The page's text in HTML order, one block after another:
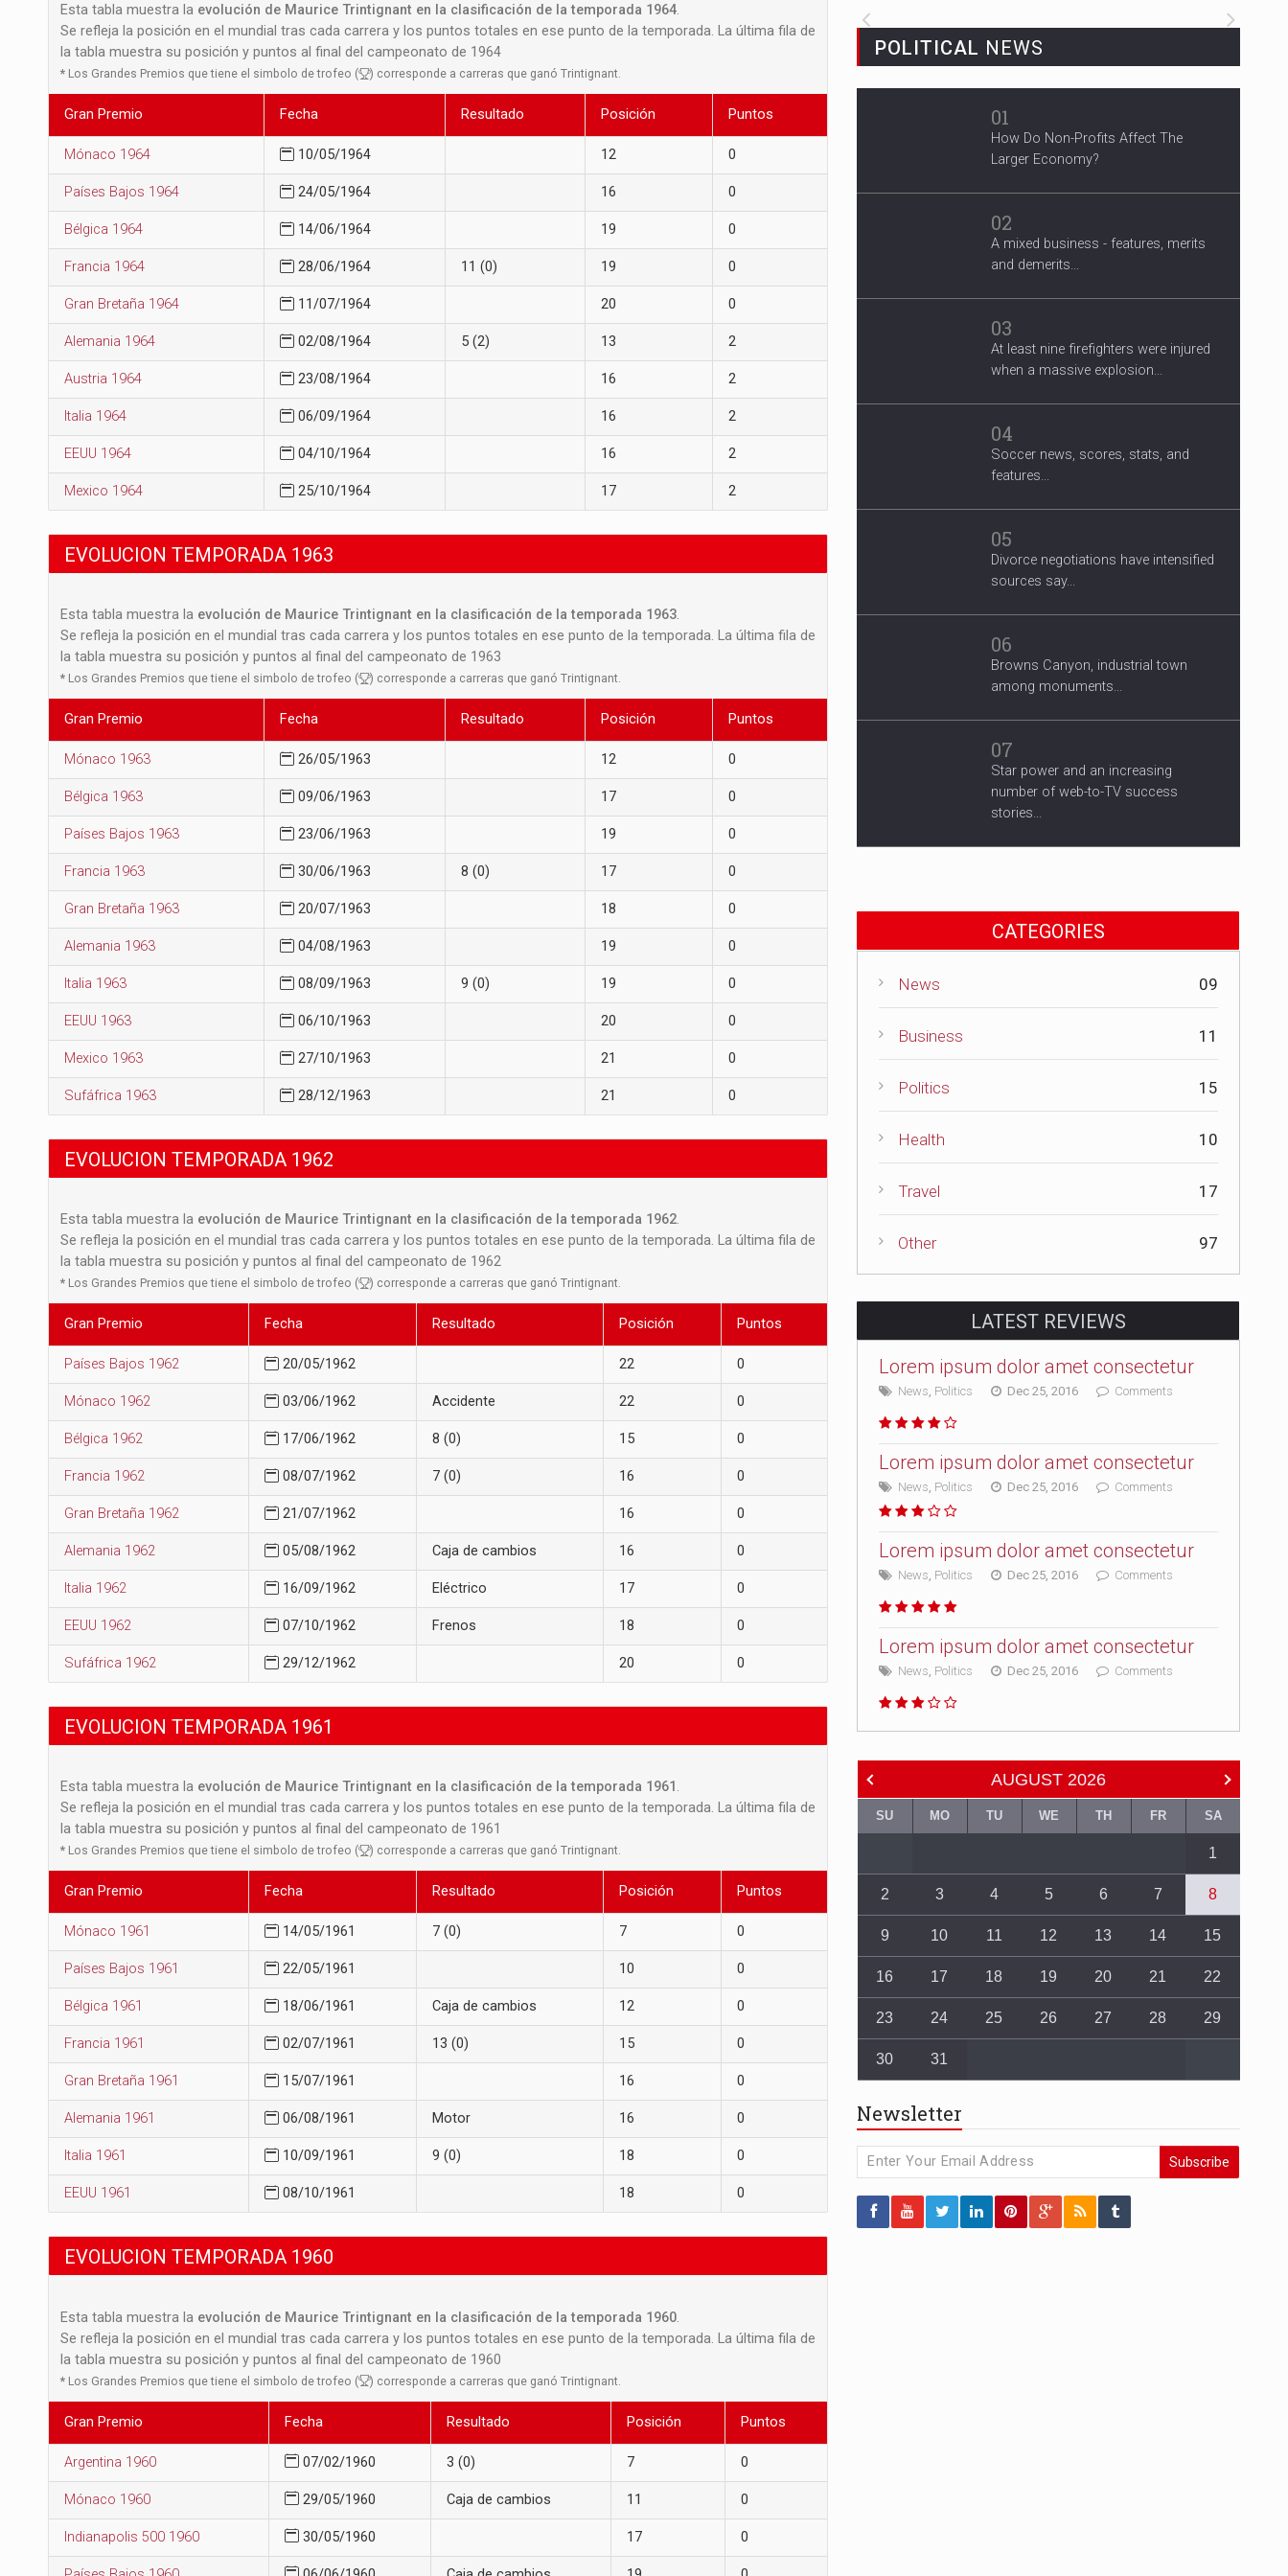
Esta tabla muestra la evolución de Maurice Trintignant en la clasificación de la temporada 1964.
Se refleja la posición en el mundial tras cada carrera y los puntos totales en ese punto de la temporada. La última fila de
la tabla muestra su posición y puntos al final del campeonato de 1964
* Los Grandes Premios que tiene el simbolo de trofeo ( ) corresponde a carreras que ganó Trintignant.
Gran Premio Fecha Resultado Posición Puntos
Mónaco 1964 10/05/1964 12 0
Países Bajos 1964 24/05/1964 16 0
Bélgica 1964 14/06/1964 19 0
Francia 1964 28/06/1964 11 (0) 19 0
Gran Bretaña 1964 11/07/1964 20 0
Alemania 1964 02/08/1964 5 (2) 13 2
Austria 1964 23/08/1964 16 2
Italia 1964 06/09/1964 16 2
EEUU 1964 04/10/1964 16 2
Mexico 1964 25/10/1964 17 2
EVOLUCION TEMPORADA 1963
Esta tabla muestra la evolución de Maurice Trintignant en la clasificación de la temporada 1963.
Se refleja la posición en el mundial tras cada carrera y los puntos totales en ese punto de la temporada. La última fila de
la tabla muestra su posición y puntos al final del campeonato de 1963
* Los Grandes Premios que tiene el simbolo de trofeo ( ) corresponde a carreras que ganó Trintignant.
Gran Premio Fecha Resultado Posición Puntos
Mónaco 1963 26/05/1963 12 0
Bélgica 1963 09/06/1963 17 0
Países Bajos 1963 23/06/1963 19 0
Francia 1963 30/06/1963 8 (0) 17 0
Gran Bretaña 1963 20/07/1963 18 0
Alemania 1963 04/08/1963 19 0
Italia 1963 08/09/1963 9 (0) 19 0
EEUU 1963 06/10/1963 20 0
Mexico 1963 27/10/1963 21 0
Sufáfrica 1963 28/12/1963 21 0
EVOLUCION TEMPORADA 1962
Esta tabla muestra la evolución de Maurice Trintignant en la clasificación de la temporada 1962.
Se refleja la posición en el mundial tras cada carrera y los puntos totales en ese punto de la temporada. La última fila de
la tabla muestra su posición y puntos al final del campeonato de 1962
* Los Grandes Premios que tiene el simbolo de trofeo ( ) corresponde a carreras que ganó Trintignant.
Gran Premio Fecha Resultado Posición Puntos
Países Bajos 1962 20/05/1962 22 0
Mónaco 1962 03/06/1962 Accidente 22 0
Bélgica 1962 17/06/1962 8 (0) 15 0
Francia 1962 08/07/1962 7 (0) 16 0
Gran Bretaña 1962 21/07/1962 16 0
Alemania 1962 05/08/1962 Caja de cambios 16 0
Italia 1962 16/09/1962 Eléctrico 17 0
EEUU 1962 07/10/1962 Frenos 18 0
Sufáfrica 1962 29/12/1962 20 0
EVOLUCION TEMPORADA 1961
Esta tabla muestra la evolución de Maurice Trintignant en la clasificación de la temporada 1961.
Se refleja la posición en el mundial tras cada carrera y los puntos totales en ese punto de la temporada. La última fila de
la tabla muestra su posición y puntos al final del campeonato de 1961
* Los Grandes Premios que tiene el simbolo de trofeo ( ) corresponde a carreras que ganó Trintignant.
Gran Premio Fecha Resultado Posición Puntos
Mónaco 1961 14/05/1961 7 (0) 7 0
Países Bajos 1961 22/05/1961 10 0
Bélgica 1961 18/06/1961 Caja de cambios 12 0
Francia 1961 02/07/1961 13 (0) 15 0
Gran Bretaña 1961 15/07/1961 16 0
Alemania 1961 06/08/1961 Motor 16 0
Italia 1961 10/09/1961 9 (0) 18 0
EEUU 1961 08/10/1961 18 0
EVOLUCION TEMPORADA 1960
Esta tabla muestra la evolución de Maurice Trintignant en la clasificación de la temporada 1960.
Se refleja la posición en el mundial tras cada carrera y los puntos totales en ese punto de la temporada. La última fila de
la tabla muestra su posición y puntos al final del campeonato de 1960
* Los Grandes Premios que tiene el simbolo de trofeo ( ) corresponde a carreras que ganó Trintignant.
Gran Premio Fecha Resultado Posición Puntos
Argentina 1960 07/02/1960 3 (0) 7 0
Mónaco 1960 29/05/1960 Caja de cambios 11 0
Indianapolis 500 1960 30/05/1960 17 0
3 Years After Man's Death
Mother hopes renewed reward will
POLITICAL NEWS
01
How Do Non-Profits Affect The
Larger Economy?
02
A mixed business - features, merits
and demerits...
03
At least nine firefighters were injured
when a massive explosion...
04
Soccer news, scores, stats, and
features...
05
Divorce negotiations have intensified
sources say...
06
Browns Canyon, industrial town
among monuments...
07
Star power and an increasing
number of web-to-TV success
stories...
CATEGORIES
News 09
Business 11
Politics 15
Health 10
Travel 17
Other 97
LATEST REVIEWS
Lorem ipsum dolor amet consectetur
News, Politics Dec 25, 2016 Comments
Lorem ipsum dolor amet consectetur
News, Politics Dec 25, 2016 Comments
Lorem ipsum dolor amet consectetur
News, Politics Dec 25, 2016 Comments
Lorem ipsum dolor amet consectetur
News, Politics Dec 25, 2016 Comments
AUGUST 2026
SU MO TU WE TH FR SA
1
2 3 4 5 6 7 8
9 10 11 12 13 14 15
16 17 18 19 20 21 22
23 24 25 26 27 28 29
30 31
Newsletter
Subscribe